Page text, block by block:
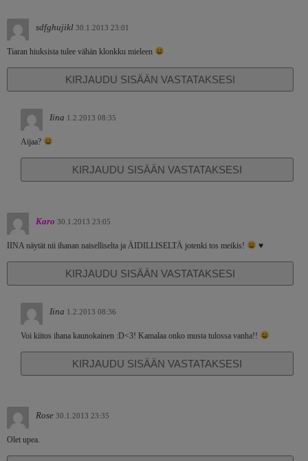
sdfghujikl 30.1.2013 23:01
Tiaran hiuksista tulee vähän klonkku mieleen
KIRJAUDU SISÄÄN VASTATAKSESI
Iina 1.2.2013 08:35
Aijaa?
KIRJAUDU SISÄÄN VASTATAKSESI
Karo 30.1.2013 23:05
IINA näytät nii ihanan naiselliselta ja ÄIDILLISELTÄ jotenki tos meikis! ♥
KIRJAUDU SISÄÄN VASTATAKSESI
Iina 1.2.2013 08:36
Voi kiitos ihana kaunokainen :D<3! Kamalaa onko musta tulossa vanha!!
KIRJAUDU SISÄÄN VASTATAKSESI
Rose 30.1.2013 23:35
Olet upea.